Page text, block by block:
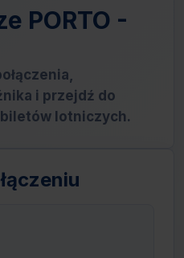
PORTO -
i przejdź do
lotniczych.